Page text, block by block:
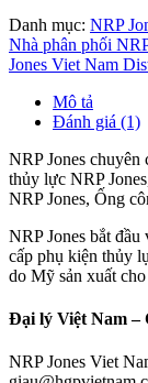
Danh mục: NRP
Nhà phân phối
Jones Viet Nam
Mô tả
Đánh giá (1)
NRP Jones
thủy lực NRP
NRP Jones, Ống
NRP Jones bắt
cấp phụ kiện thủy
do Mỹ sản xuất
Đại lý Việt Nam –
NRP Jones Viet